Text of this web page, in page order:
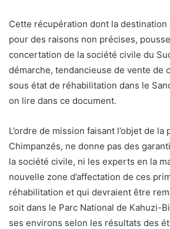
Cette récupération dont la
pour des raisons non précises,
concertation de la société civile du
démarche, tendancieuse de vente de
sous état de réhabilitation dans le
on lire dans ce document.
L’ordre de mission faisant l’objet de la
Chimpanzés, ne donne pas des
la société civile, ni les experts en la
nouvelle zone d’affectation de ces
réhabilitation et qui devraient être
soit dans le Parc National de Kahuzi-
ses environs selon les résultats des